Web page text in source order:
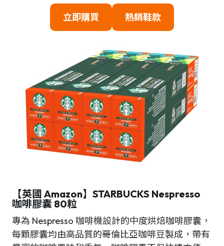
立即購買 熱銷鞋款
【英國 Amazon】STARBUCKS Nespresso
咖啡膠囊 80粒
專為 Nespresso 咖啡機設計的中度烘焙咖啡膠囊，
每顆膠囊均由高品質的哥倫比亞咖啡豆製成，帶有